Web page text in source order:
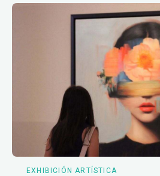
EXHIBICIÓN ARTÍSTICA